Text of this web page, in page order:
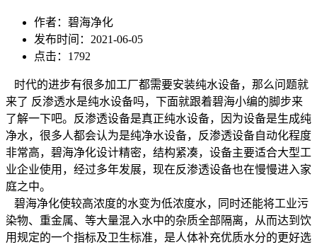
作者：碧海净化
发布时间：2021-06-05
点击：1792
时代的进步有很多加工厂都需要安装纯水设备，那么问题就
来了 反渗透水是纯水设备吗，下面就跟着碧海小编的脚步来
了解一下吧。反渗透设备是真正纯水设备，因为设备是生成纯
净水，很多人都会认为是纯净水设备，反渗透设备自动化程度
非常高，碧海净化设计精密，结构紧凑，设备主要适合大型工
业企业使用，经过多年发展，现在反渗透设备也在慢慢进入家
庭之中。
碧海净化使较高浓度的水变为低浓度水，同时还能将工业污
染物、重金属、等大量混入水中的杂质全部隔离，从而达到饮
用规定的一个指标及卫生标准，是人体补充优质水分的更好选